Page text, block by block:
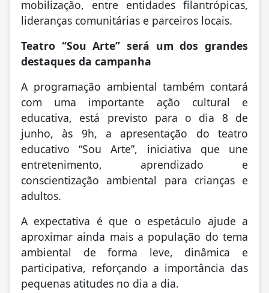
mobilização, entre entidades filantrópicas,
lideranças comunitárias e parceiros locais.
Teatro “Sou Arte” será um dos grandes
destaques da campanha
A programação ambiental também contará
com uma importante ação cultural e
educativa, está previsto para o dia 8 de
junho, às 9h, a apresentação do teatro
educativo “Sou Arte”, iniciativa que une
entretenimento, aprendizado e
conscientização ambiental para crianças e
adultos.
A expectativa é que o espetáculo ajude a
aproximar ainda mais a população do tema
ambiental de forma leve, dinâmica e
participativa, reforçando a importância das
pequenas atitudes no dia a dia.